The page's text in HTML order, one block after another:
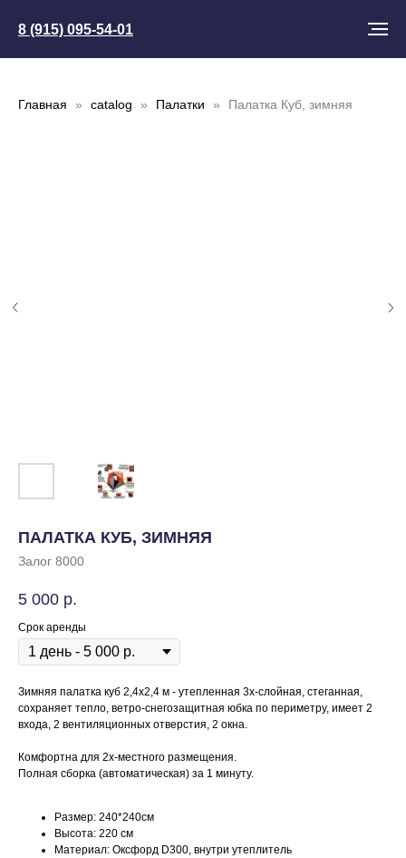
8 (915) 095-54-01
Главная catalog Палатки Палатка Куб, зимняя
ПАЛАТКА КУБ, ЗИМНЯЯ
Залог 8000
5 000 р.
Срок аренды
Зимняя палатка куб 2,4х2,4 м - утепленная 3х-слойная, стеганная,
сохраняет тепло, ветро-снегозащитная юбка по периметру, имеет 2
входа, 2 вентиляционных отверстия, 2 окна.
Комфортна для 2х-местного размещения.
Полная сборка (автоматическая) за 1 минуту.
Размер: 240*240см
Высота: 220 см
Материал: Оксфорд D300, внутри утеплитель